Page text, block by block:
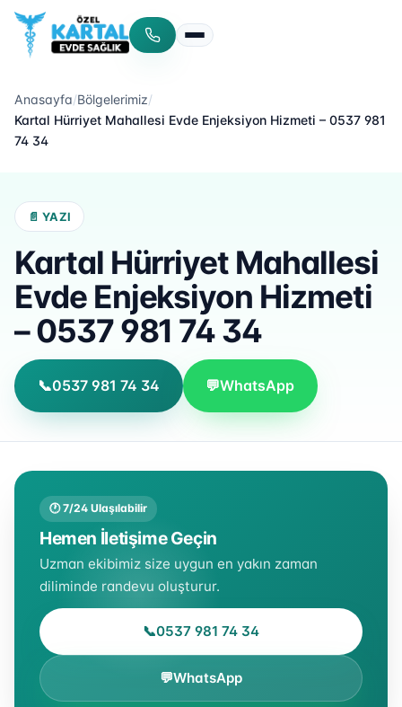
Menüyü aç/kapat
Anasayfa/Bölgelerimiz/
Kartal Hürriyet Mahallesi Evde Enjeksiyon Hizmeti – 0537 981
74 34
📄 YAZI
Kartal Hürriyet Mahallesi
Evde Enjeksiyon Hizmeti
– 0537 981 74 34
📞0537 981 74 34 💬WhatsApp
🕐 7/24 Ulaşılabilir
Hemen İletişime Geçin
Uzman ekibimiz size uygun en yakın zaman
diliminde randevu oluşturur.
📞0537 981 74 34
💬WhatsApp